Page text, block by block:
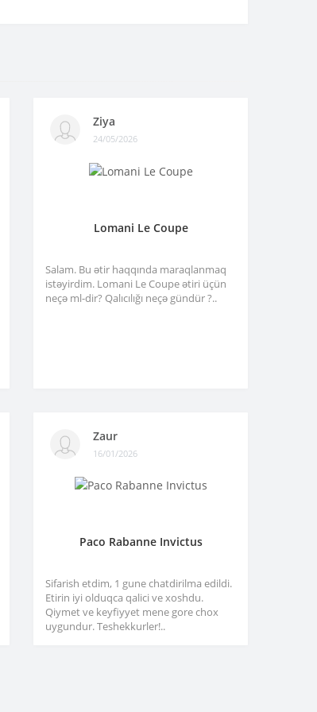
Ziya
24/05/2026
Lomani Le Coupe
Salam. Bu ətir haqqında maraqlanmaq
istəyirdim. Lomani Le Coupe ətiri üçün
neçə ml-dir? Qalıcılığı neçə gündür ?..
Zaur
16/01/2026
Paco Rabanne Invictus
Sifarish etdim, 1 gune chatdirilma edildi.
Etirin iyi olduqca qalici ve xoshdu.
Qiymet ve keyfiyyet mene gore chox
uygundur. Teshekkurler!..